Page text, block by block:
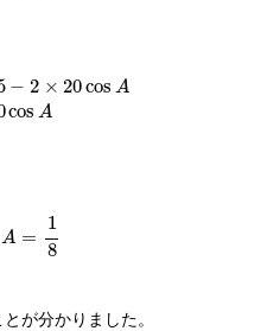
− 2 × 20cos A
cos A
20 cosA −
A =
1
8
8
が分かりました。